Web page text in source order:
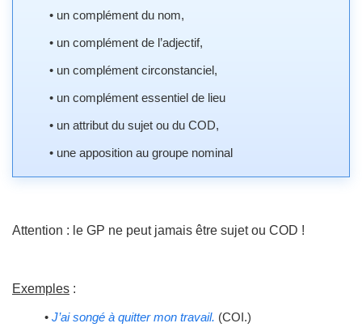
• un complément du nom,
• un complément de l’adjectif,
• un complément circonstanciel,
• un complément essentiel de lieu
• un attribut du sujet ou du COD,
• une apposition au groupe nominal
Attention : le GP ne peut jamais être sujet ou COD !
Exemples :
• J’ai songé à quitter mon travail. (COI.)